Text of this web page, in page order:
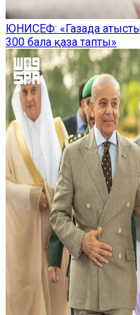
ЮНИСЕФ: «Газада атысты
300 бала қаза тапты»